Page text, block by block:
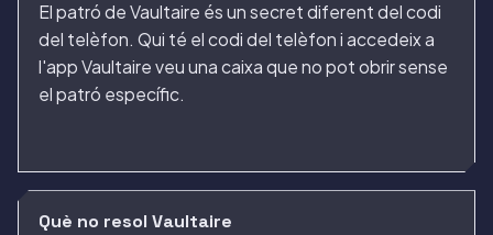
El patró de Vaultaire és un secret diferent del codi
del telèfon. Qui té el codi del telèfon i accedeix a
l'app Vaultaire veu una caixa que no pot obrir sense
el patró específic.
Què no resol Vaultaire